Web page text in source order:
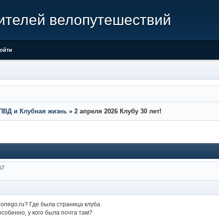
велопутешествий
и Клубная жизнь » 2 апреля 2026 Клубу 30 лет!
Где была страница клуба.
у кого была почта там?